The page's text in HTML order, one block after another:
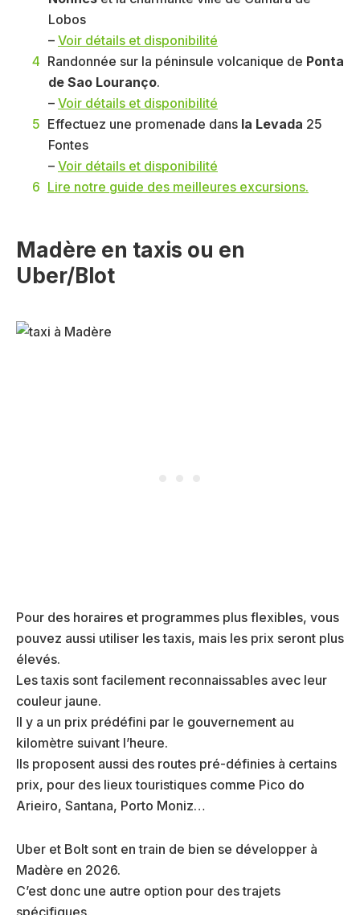
Lobos
– Voir détails et disponibilité
Randonnée sur la péninsule volcanique de Ponta
de Sao Louranço.
– Voir détails et disponibilité
Effectuez une promenade dans la Levada 25
Fontes
– Voir détails et disponibilité
Lire notre guide des meilleures excursions.
Madère en taxis ou en
Uber/Blot
Pour des horaires et programmes plus flexibles, vous
pouvez aussi utiliser les taxis, mais les prix seront plus
élevés.
Les taxis sont facilement reconnaissables avec leur
couleur jaune.
Il y a un prix prédéfini par le gouvernement au
kilomètre suivant l’heure.
Ils proposent aussi des routes pré-définies à certains
prix, pour des lieux touristiques comme Pico do
Arieiro, Santana, Porto Moniz…
Uber et Bolt sont en train de bien se développer à
Madère en 2026.
C’est donc une autre option pour des trajets
spécifiques.